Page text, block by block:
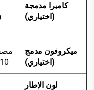
كاميرا مدمجة
(اختياري)
ميكروفون مدمج
(اختياري)
10 أمتار، إلغاء الصدى، تقليل الضوضاء
لون الإطار